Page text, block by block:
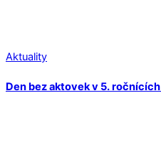
Aktuality
Den bez aktovek v 5. ročnících